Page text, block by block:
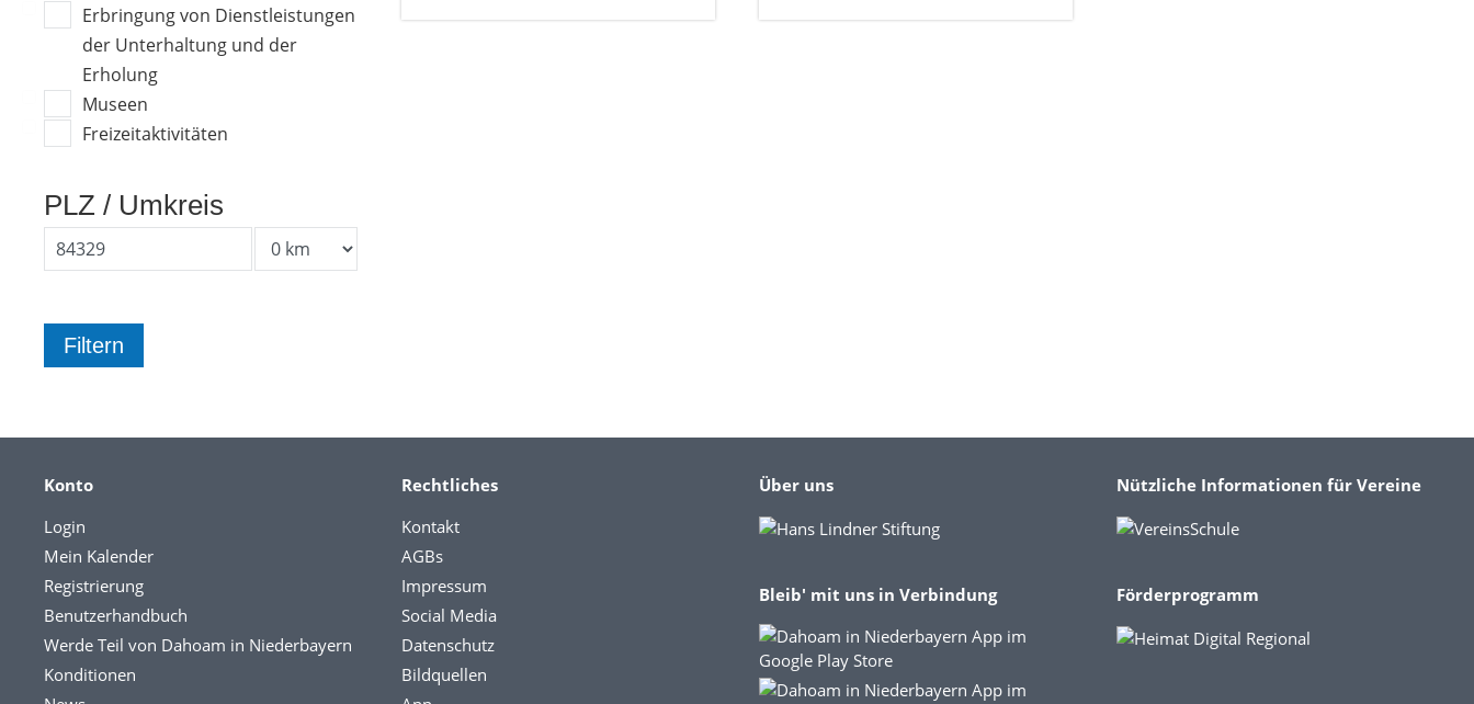
Erbringung von Dienstleistungen
der Unterhaltung und der
Erholung
Museen
Freizeitaktivitäten
PLZ / Umkreis
Konto
Login
Mein Kalender
Registrierung
Benutzerhandbuch
Werde Teil von Dahoam in Niederbayern
Konditionen
Rechtliches
Kontakt
AGBs
Impressum
Social Media
Datenschutz
Bildquellen
Über uns
Bleib' mit uns in Verbindung
Nützliche Informationen für Vereine
Förderprogramm